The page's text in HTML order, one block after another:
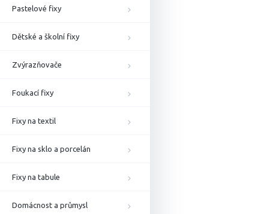
Pastelové fixy
Dětské a školní fixy
Zvýrazňovače
Foukací fixy
Fixy na textil
Fixy na sklo a porcelán
Fixy na tabule
Domácnost a průmysl